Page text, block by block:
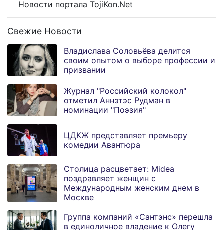
Новости портала TojiKon.Net
Свежие Новости
Владислава Соловьёва делится
своим опытом о выборе профессии и
призвании
Журнал "Российский колокол"
отметил Аннэтэс Рудман в
номинации "Поэзия"
ЦДКЖ представляет премьеру
комедии Авантюра
Столица расцветает: Midea
поздравляет женщин с
Международным женским днем в
Москве
Группа компаний «Сантэнс» перешла
в единоличное владение к Олегу